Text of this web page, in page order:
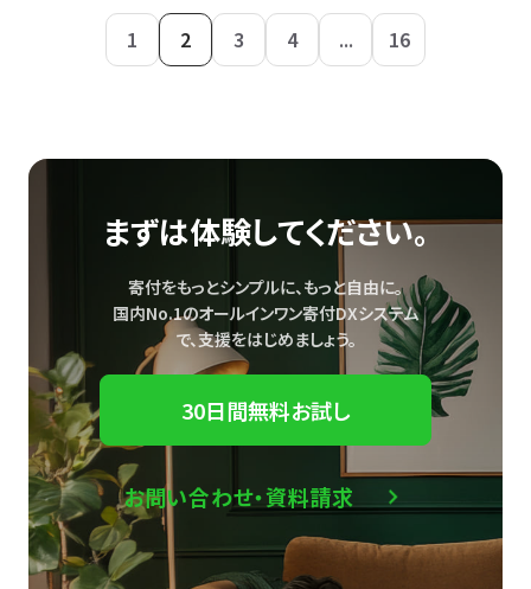
1 2 3 4 ... 16
まずは体験してください。
寄付をもっとシンプルに、もっと自由に。
国内No.1のオールインワン寄付DXシステム
で、支援をはじめましょう。
30日間無料お試し
お問い合わせ・資料請求